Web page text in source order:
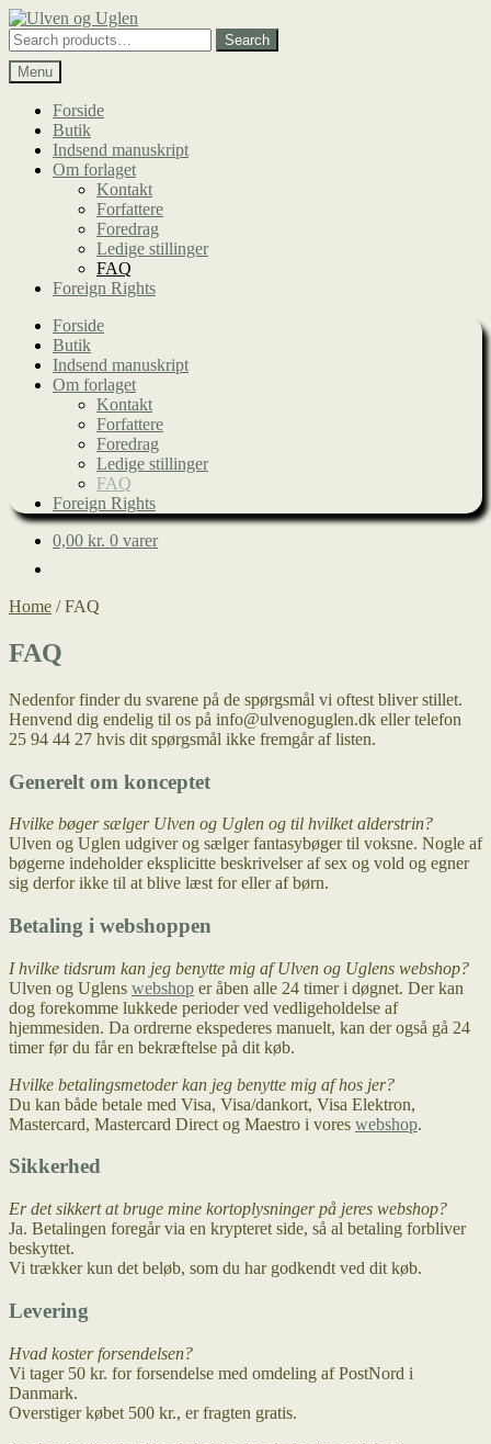
Spring
til
navigation
Spring
til
indhold
Search
for:
Search
Menu
Forside
Butik
Indsend manuskript
Om forlaget
Kontakt
Forfattere
Foredrag
Ledige stillinger
FAQ
Foreign Rights
Forside
Butik
Indsend manuskript
Om forlaget
Kontakt
Forfattere
Foredrag
Ledige stillinger
FAQ
Foreign Rights
0,00 kr. 0 varer
Home /FAQ
FAQ
Nedenfor finder du svarene på de spørgsmål vi oftest bliver stillet.
Henvend dig endelig til os på info@ulvenoguglen.dk eller telefon
25 94 44 27 hvis dit spørgsmål ikke fremgår af listen.
Generelt om konceptet
Hvilke bøger sælger Ulven og Uglen og til hvilket alderstrin?
Ulven og Uglen udgiver og sælger fantasybøger til voksne. Nogle af
bøgerne indeholder eksplicitte beskrivelser af sex og vold og egner
sig derfor ikke til at blive læst for eller af børn.
Betaling i webshoppen
I hvilke tidsrum kan jeg benytte mig af Ulven og Uglens webshop?
Ulven og Uglens webshop er åben alle 24 timer i døgnet. Der kan
dog forekomme lukkede perioder ved vedligeholdelse af
hjemmesiden. Da ordrerne ekspederes manuelt, kan der også gå 24
timer før du får en bekræftelse på dit køb.
Hvilke betalingsmetoder kan jeg benytte mig af hos jer?
Du kan både betale med Visa, Visa/dankort, Visa Elektron,
Mastercard, Mastercard Direct og Maestro i vores webshop.
Sikkerhed
Er det sikkert at bruge mine kortoplysninger på jeres webshop?
Ja. Betalingen foregår via en krypteret side, så al betaling forbliver
beskyttet.
Vi trækker kun det beløb, som du har godkendt ved dit køb.
Levering
Hvad koster forsendelsen?
Vi tager 50 kr. for forsendelse med omdeling af PostNord i
Danmark.
Overstiger købet 500 kr., er fragten gratis.